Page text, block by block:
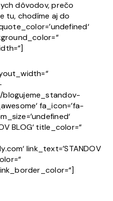
dôvodov, prečo
tu, chodíme aj do
fa_icon=’fa-
BLOG‘ title_color=“
link_text=’STANDOV